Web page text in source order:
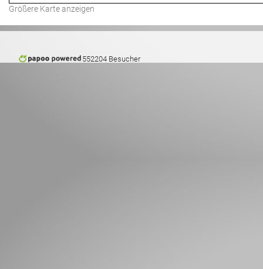
Größere Karte anzeigen
552204 Besucher